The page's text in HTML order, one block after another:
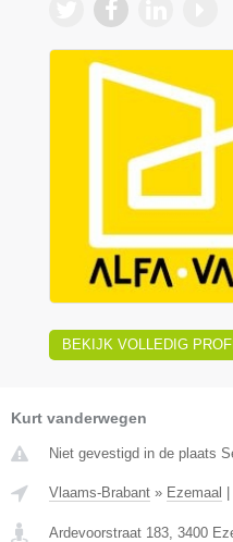
BEKIJK VOLLEDIG
Kurt vanderwegen
Niet gevestigd in de plaats
Vlaams-Brabant » Ezemaal
Ardevoorstraat 183 3400